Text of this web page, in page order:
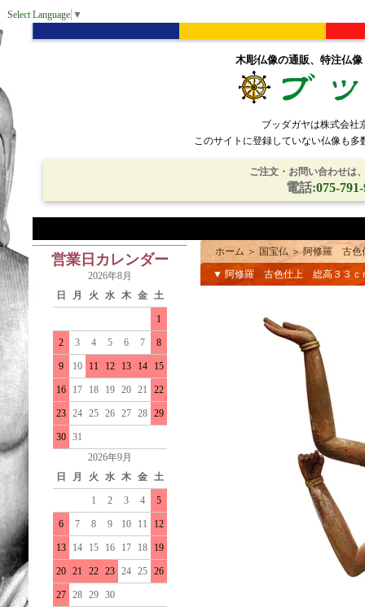
Select Language ▼
木彫仏像の通販、特注仏
ブッダガヤは株式会社
このサイトに登録していない仏像も
ご注文・お問い合わせは
電話:075-
営業日カレンダー
2026年8月
日
月 火 水 木 金 土
1
2 3 4 5 6 7 8
9 10 11 12 13 14 15
16 17 18 19 20 21 22
23 24 25 26 27 28 29
30 31
2026年9月
日
月 火 水 木 金 土
1 2 3 4 5
6 7 8 9 10 11 12
13 14 15 16 17 18 19
20 21 22 23 24 25 26
27 28 29 30
ホーム ＞ 国宝仏 ＞阿修羅 古色
▼ 阿修羅 古色仕上 総高３３ｃ